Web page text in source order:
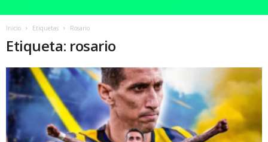
Inicio Etiquetas Rosario
Etiqueta: rosario